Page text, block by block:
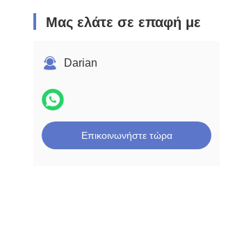
Μας ελάτε σε επαφή με
Darian
Επικοινωνήστε τώρα